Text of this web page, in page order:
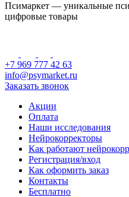
Псимаркет — уникальные
цифровые товары
+7 969 777 42 63
info@psymarket.ru
Заказать звонок
Акции
Оплата
Наши исследования
Нейрокорректоры
Как работают
Регистрация/вход
Как оформить заказ
Контакты
Бесплатно